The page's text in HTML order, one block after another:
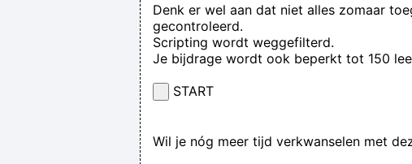
Denk er wel aan dat niet alles zomaar
gecontroleerd.
Scripting wordt weggefilterd.
Je bijdrage wordt ook beperkt tot 150
START
Wil je nóg meer tijd verkwanselen met